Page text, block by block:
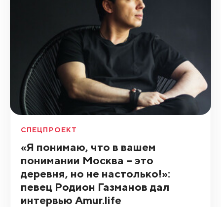
СПЕЦПРОЕКТ
«Я понимаю, что в вашем
понимании Москва – это
деревня, но не настолько!»:
певец Родион Газманов дал
интервью Amur.life